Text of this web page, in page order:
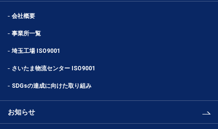
会社概要
事業所一覧
埼玉工場 ISO9001
さいたま物流センター ISO9001
SDGsの達成に向けた取り組み
お知らせ